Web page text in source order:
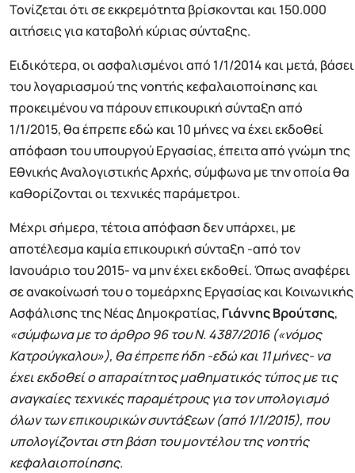
Τονίζεται ότι σε εκκρεμότητα βρίσκονται και 150.000
αιτήσεις για καταβολή κύριας σύνταξης.
Ειδικότερα, οι ασφαλισμένοι από 1/1/2014 και μετά, βάσει
του λογαριασμού της νοητής κεφαλαιοποίησης και
προκειμένου να πάρουν επικουρική σύνταξη από
1/1/2015, θα έπρεπε εδώ και 10 μήνες να έχει εκδοθεί
απόφαση του υπουργού Εργασίας, έπειτα από γνώμη της
Εθνικής Αναλογιστικής Αρχής, σύμφωνα με την οποία θα
καθορίζονται οι τεχνικές παράμετροι.
Μέχρι σήμερα, τέτοια απόφαση δεν υπάρχει, με
αποτέλεσμα καμία επικουρική σύνταξη -από τον
Ιανουάριο του 2015- να μην έχει εκδοθεί. Όπως αναφέρει
σε ανακοίνωσή του ο τομεάρχης Εργασίας και Κοινωνικής
Ασφάλισης της Νέας Δημοκρατίας, Γιάννης Βρούτσης,
«σύμφωνα με το άρθρο 96 του Ν. 4387/2016 («νόμος
Κατρούγκαλου»), θα έπρεπε ήδη -εδώ και 11 μήνες- να
έχει εκδοθεί ο απαραίτητος μαθηματικός τύπος με τις
αναγκαίες τεχνικές παραμέτρους για τον υπολογισμό
όλων των επικουρικών συντάξεων (από 1/1/2015), που
υπολογίζονται στη βάση του μοντέλου της νοητής
κεφαλαιοποίησης.